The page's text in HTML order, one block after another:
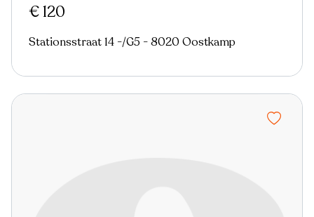
€ 120
Stationsstraat 14 -/G5 - 8020 Oostkamp